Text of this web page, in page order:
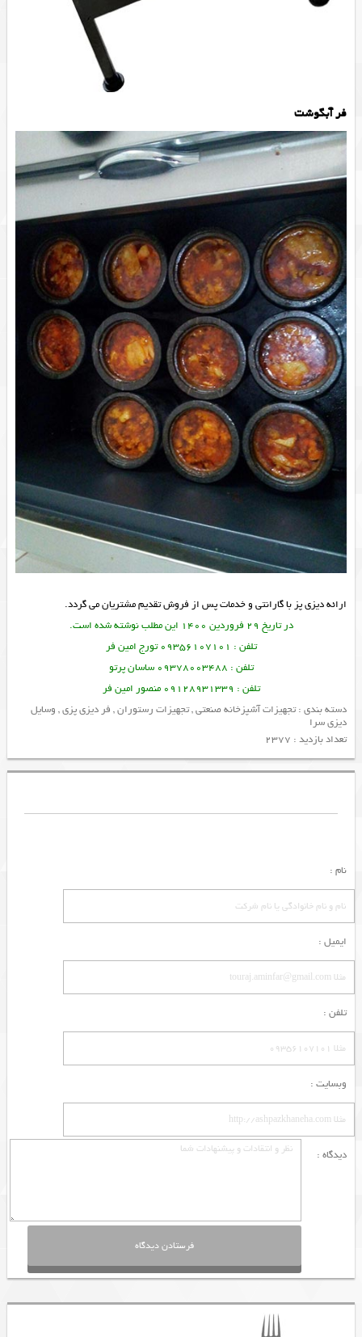
فر آبگوشت
ارائه دیزی پز با گارانتی و خدمات پس از فروش تقدیم مشتریان می گردد.
در تاریخ 29 فروردین 1400 این مطلب نوشته شده است.
تلفن : 09356107101 تورج امین فر
تلفن : 09378003488 ساسان پرتو
تلفن : 09128931339 منصور امین فر
دسته بندی :تجهیزات آشپزخانه صنعتی,تجهیزات رستوران, فر دیزی پزی, وسایل
دیزی سرا
تعداد بازدید : 2377
نام :
ایمیل :
تلفن :
وبسایت :
دیدگاه :